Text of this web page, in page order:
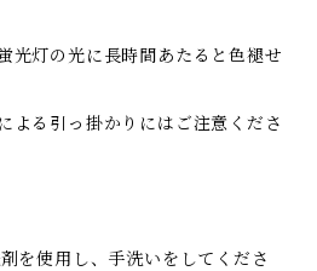
光灯の光に長時間あたると色褪せ
よる引っ掛かりにはご注意くださ
を使用し、手洗いをしてくださ